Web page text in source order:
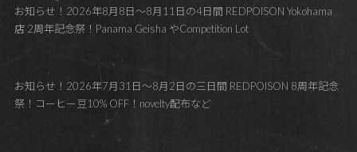
お知らせ！2026年8月8日～8月11日の4日間 REDPOISON Yokohama
店 2周年記念祭！Panama Geisha やCompetition Lot
お知らせ！2026年7月31日～8月2日の三日間 REDPOISON 8周年記念
祭！コーヒー豆10% OFF！novelty配布など